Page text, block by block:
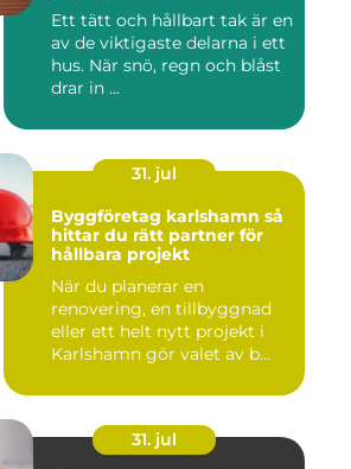
Ett tätt och hållbart tak är en
av de viktigaste delarna i ett
hus. När snö, regn och blåst
drar in ...
31. jul
Byggföretag karlshamn så
hittar du rätt partner för
hållbara projekt
När du planerar en
renovering, en tillbyggnad
eller ett helt nytt projekt i
Karlshamn gör valet av b...
31. jul